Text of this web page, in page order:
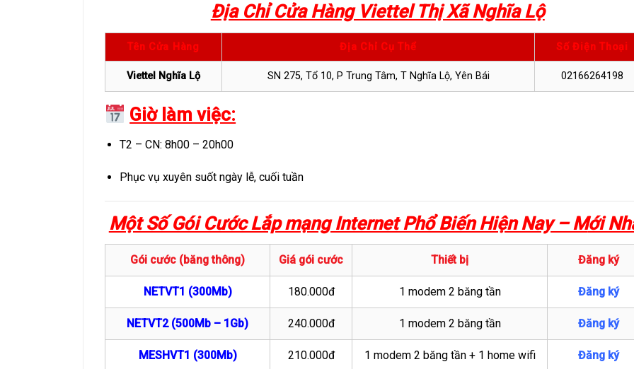
Địa Chỉ Cửa Hàng Viettel Thị Xã Nghĩa Lộ
Tên Cửa Hàng Địa Chỉ Cụ Thể Số Điện Thoại
Viettel Nghĩa Lộ SN 275, Tổ 10, P Trung Tâm, T Nghĩa Lộ, Yên Bái 02166264198
Giờ làm việc:
T2 – CN: 8h00 – 20h00
Phục vụ xuyên suốt ngày lễ, cuối tuần
Một Số Gói Cước Lắp mạng Internet Phổ Biến Hiện Nay – Mới
Gói cước (băng thông) Giá gói cước Thiết bị Đăng ký
NETVT1 (300Mb) 180.000đ 1 modem 2 băng tần Đăng ký
NETVT2 (500Mb – 1Gb) 240.000đ 1 modem 2 băng tần Đăng ký
MESHVT1 (300Mb) 210.000đ 1 modem 2 băng tần + 1 home wifi Đăng ký